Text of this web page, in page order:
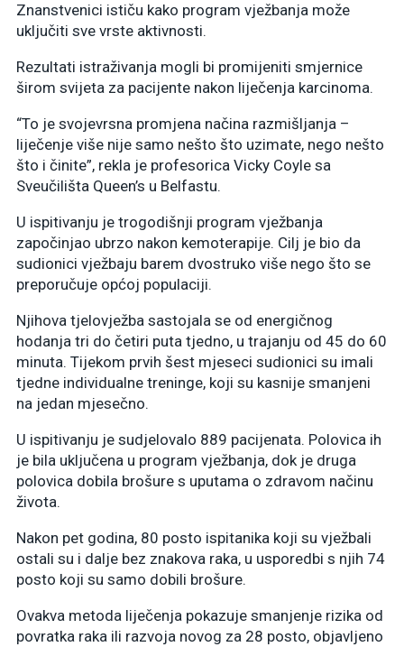
Znanstvenici ističu kako program vježbanja može
uključiti sve vrste aktivnosti.
Rezultati istraživanja mogli bi promijeniti smjernice
širom svijeta za pacijente nakon liječenja karcinoma.
“To je svojevrsna promjena načina razmišljanja –
liječenje više nije samo nešto što uzimate, nego nešto
što i činite”, rekla je profesorica Vicky Coyle sa
Sveučilišta Queen’s u Belfastu.
U ispitivanju je trogodišnji program vježbanja
započinjao ubrzo nakon kemoterapije. Cilj je bio da
sudionici vježbaju barem dvostruko više nego što se
preporučuje općoj populaciji.
Njihova tjelovježba sastojala se od energičnog
hodanja tri do četiri puta tjedno, u trajanju od 45 do 60
minuta. Tijekom prvih šest mjeseci sudionici su imali
tjedne individualne treninge, koji su kasnije smanjeni
na jedan mjesečno.
U ispitivanju je sudjelovalo 889 pacijenata. Polovica ih
je bila uključena u program vježbanja, dok je druga
polovica dobila brošure s uputama o zdravom načinu
života.
Nakon pet godina, 80 posto ispitanika koji su vježbali
ostali su i dalje bez znakova raka, u usporedbi s njih 74
posto koji su samo dobili brošure.
Ovakva metoda liječenja pokazuje smanjenje rizika od
povratka raka ili razvoja novog za 28 posto, objavljeno